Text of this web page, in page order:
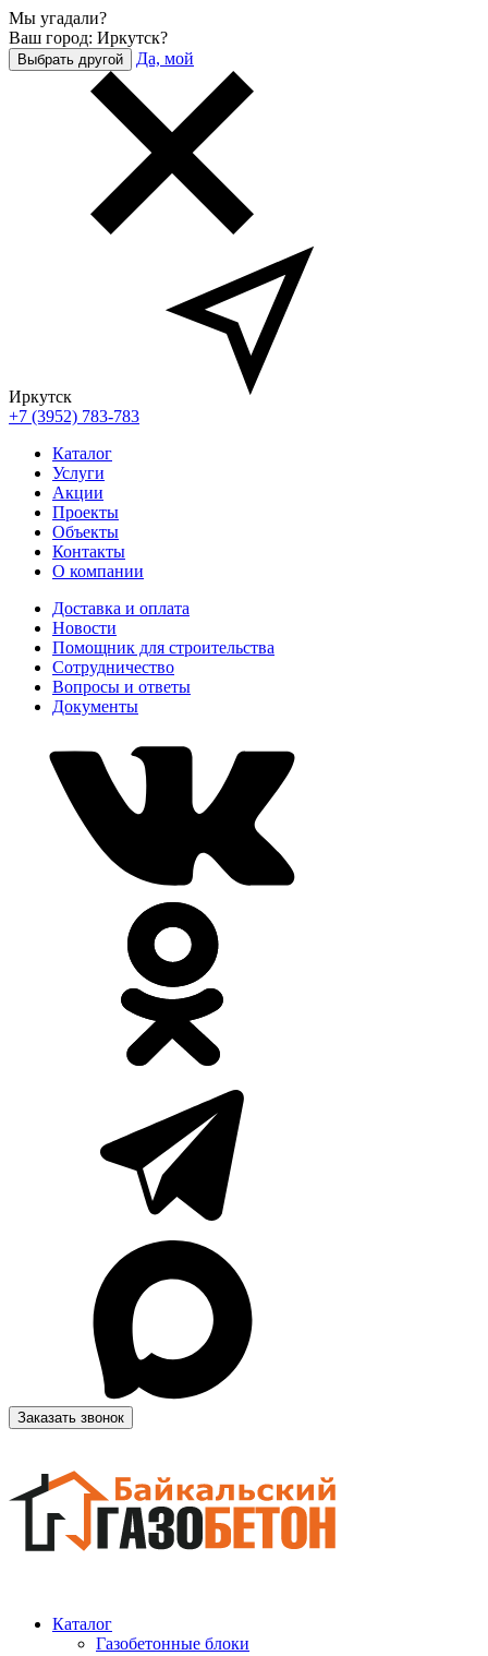
Мы угадали?
Ваш город: Иркутск?
Выбрать другой Да, мой
Иркутск
+7 (3952) 783-783
Каталог
Услуги
Акции
Проекты
Объекты
Контакты
О компании
Доставка и оплата
Новости
Помощник для строительства
Сотрудничество
Вопросы и ответы
Документы
Заказать звонок
Каталог
Газобетонные блоки